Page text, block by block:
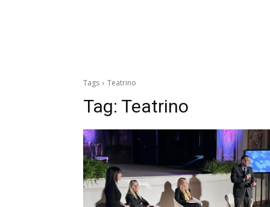
Tags Teatrino
Tag: Teatrino